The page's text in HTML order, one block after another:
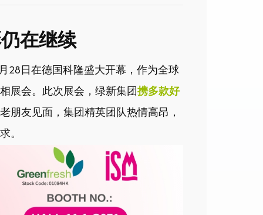
在继续
28 日在德国科隆盛大开幕，作为全球
展会。此次展会，绿新集团携多款好
朋友见面，集团精英团队热情高昂，
。